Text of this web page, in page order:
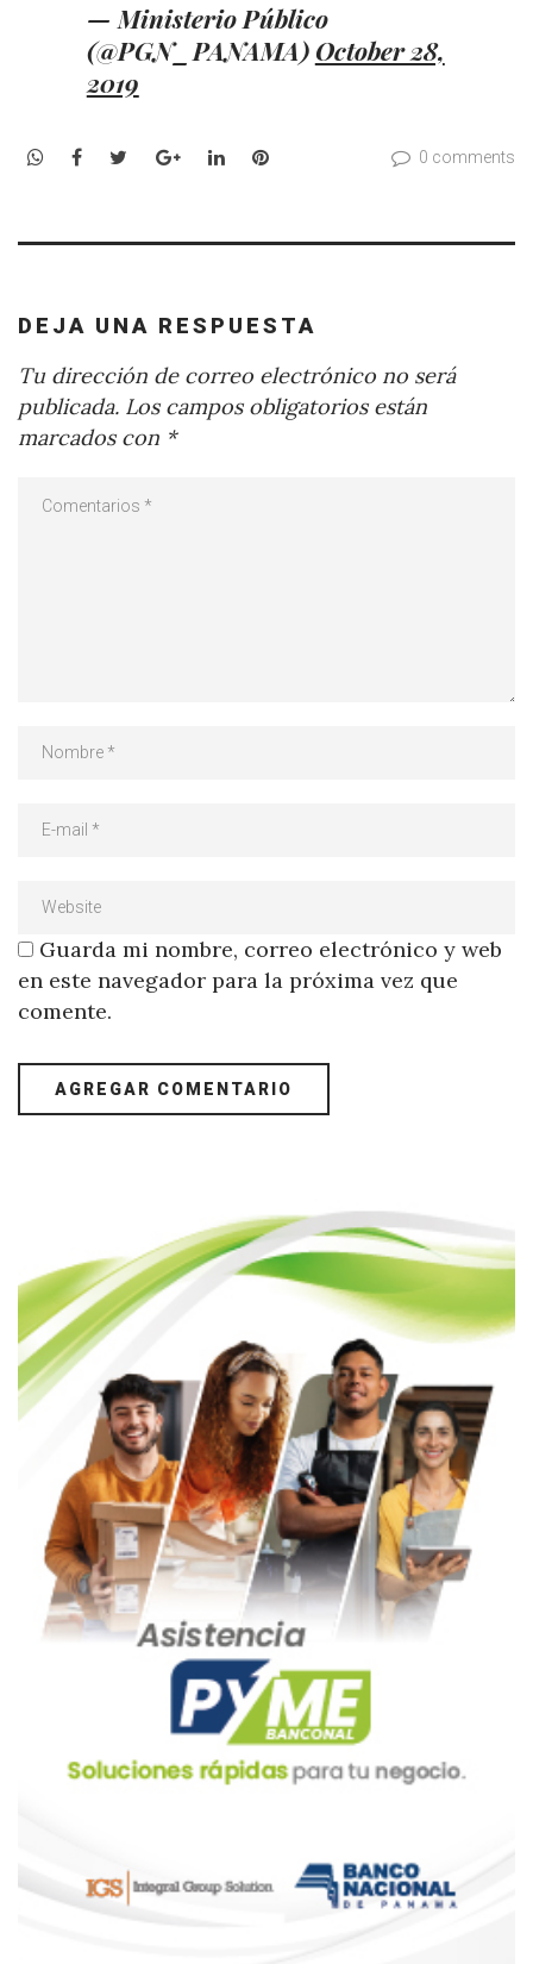
— Ministerio Público
(@PGN_PANAMA) October 28,
2019
WhatsApp
Facebook
TwitterGoogle+LinkedInPinterest 0 comments
DEJA UNA RESPUESTA
Tu dirección de correo electrónico no será
publicada. Los campos obligatorios están
marcados con *
Guarda mi nombre, correo electrónico y web
en este navegador para la próxima vez que
comente.